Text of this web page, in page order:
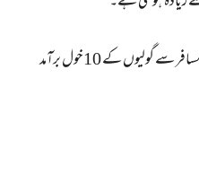
گولیوں کے 10خول برآمد